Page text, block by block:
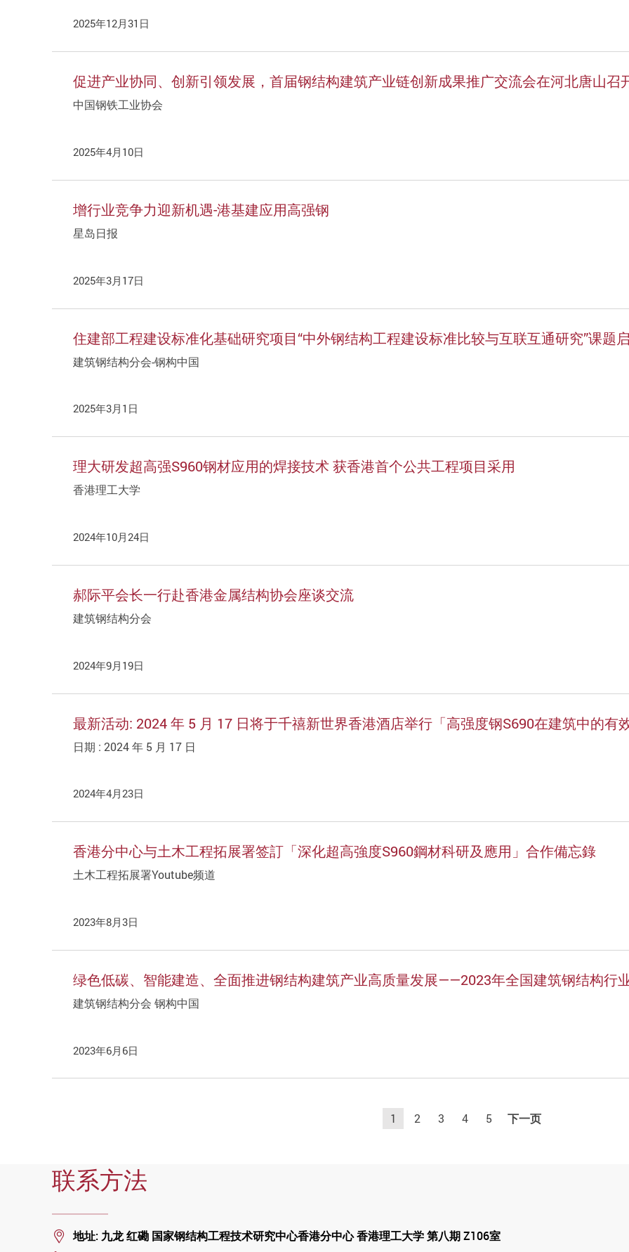
2025年12月31日
促进产业协同、创新引领发展，首届钢结构建筑产业链创新成果推广交流会在河北唐山召
中国钢铁工业协会
2025年4月10日
增行业竞争力迎新机遇-港基建应用高强钢
星岛日报
2025年3月17日
住建部工程建设标准化基础研究项目“中外钢结构工程建设标准比较与互联互通研究”课题
建筑钢结构分会-钢构中国
2025年3月1日
理大研发超高强S960钢材应用的焊接技术 获香港首个公共工程项目采用
香港理工大学
2024年10月24日
郝际平会长一行赴香港金属结构协会座谈交流
建筑钢结构分会
2024年9月19日
最新活动: 2024 年 5 月 17 日将于千禧新世界香港酒店举行「高强度钢S690在建筑中的有
日期 : 2024 年 5 月 17 日
2024年4月23日
香港分中心与土木工程拓展署签訂「深化超高強度S960鋼材科研及應用」合作備忘錄
土木工程拓展署Youtube频道
2023年8月3日
绿色低碳、智能建造、全面推进钢结构建筑产业高质量发展——2023年全国建筑钢结构行
建筑钢结构分会 钢构中国
2023年6月6日
1 2 3 4 5 下一页
联系方法
Location
地址: 九龙 红磡 国家钢结构工程技术研究中心香港分中心 香港理工大学 第八期 Z106室